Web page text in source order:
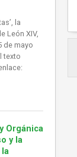
la
León XIV,
de mayo
texto
content
Orgánica
y la